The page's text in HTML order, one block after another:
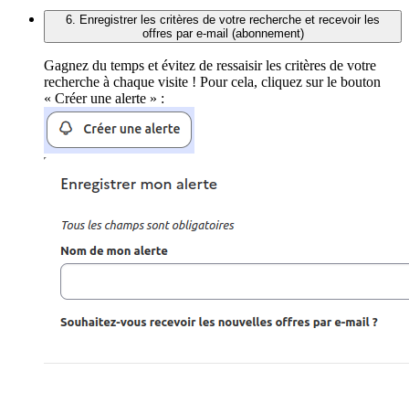
6. Enregistrer les critères de votre recherche et recevoir les
offres par e-mail (abonnement)
Gagnez du temps et évitez de ressaisir les critères de votre
recherche à chaque visite ! Pour cela, cliquez sur le bouton
« Créer une alerte » :